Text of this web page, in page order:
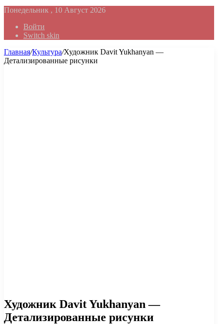
Понедельник , 10 Август 2026
Войти
Switch skin
Главная/Культура/Художник Davit Yukhanyan —
Детализированные рисунки
Художник Davit Yukhanyan —
Детализированные рисунки